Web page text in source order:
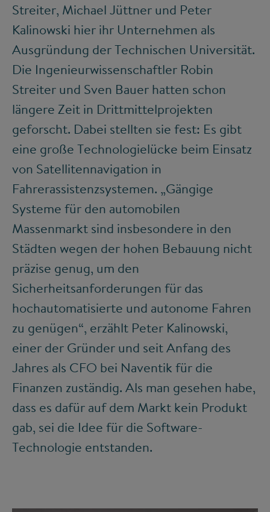
Streiter, Michael Jüttner und Peter
Kalinowski hier ihr Unternehmen als
Ausgründung der Technischen Universität.
Die Ingenieurwissenschaftler Robin
Streiter und Sven Bauer hatten schon
längere Zeit in Drittmittelprojekten
geforscht. Dabei stellten sie fest: Es gibt
eine große Technologielücke beim Einsatz
von Satellitennavigation in
Fahrerassistenzsystemen. „Gängige
Systeme für den automobilen
Massenmarkt sind insbesondere in den
Städten wegen der hohen Bebauung nicht
präzise genug, um den
Sicherheitsanforderungen für das
hochautomatisierte und autonome Fahren
zu genügen“, erzählt Peter Kalinowski,
einer der Gründer und seit Anfang des
Jahres als CFO bei Naventik für die
Finanzen zuständig. Als man gesehen habe,
dass es dafür auf dem Markt kein Produkt
gab, sei die Idee für die Software-
Technologie entstanden.